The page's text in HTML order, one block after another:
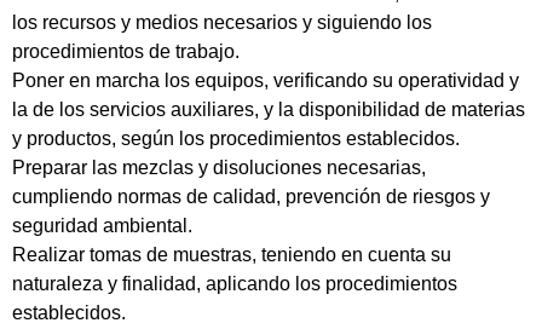
los recursos y medios necesarios y siguiendo los
procedimientos de trabajo.
Poner en marcha los equipos, verificando su operatividad y
la de los servicios auxiliares, y la disponibilidad de materias
y productos, según los procedimientos establecidos.
Preparar las mezclas y disoluciones necesarias,
cumpliendo normas de calidad, prevención de riesgos y
seguridad ambiental.
Realizar tomas de muestras, teniendo en cuenta su
naturaleza y finalidad, aplicando los procedimientos
establecidos.